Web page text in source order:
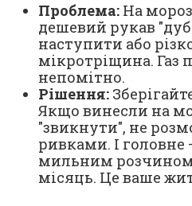
Проблема: На
дешевий рукав
наступити або
мікротріщина. Газ
непомітно.
Рішення:
Якщо винесли на
"звикнути", не
ривками. І головне
мильним розчином
місяць. Це ваше